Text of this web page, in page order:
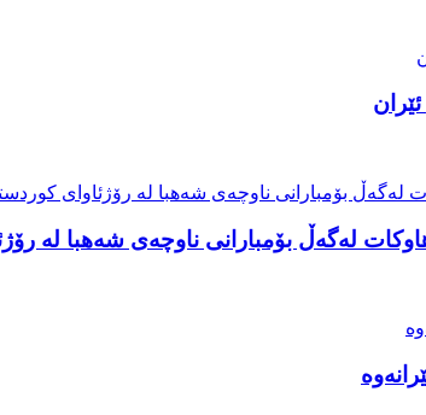
لەگەڵ بۆمبارانی ناوچەی شەهبا لە